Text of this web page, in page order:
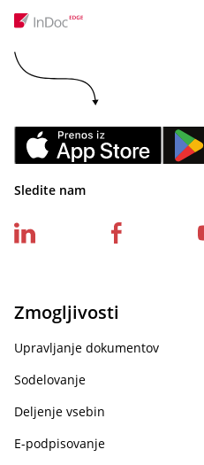
Sledite nam
Zmogljivosti
Upravljanje dokumentov
Sodelovanje
Deljenje vsebin
E-podpisovanje